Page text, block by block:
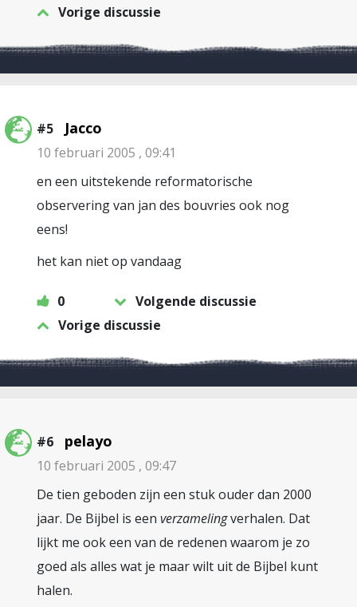
Vorige discussie
#5 Jacco
10 februari 2005 , 09:41
en een uitstekende reformatorische
observering van jan des bouvries ook nog
eens!
het kan niet op vandaag
0
Volgende discussie
Vorige discussie
#6 pelayo
10 februari 2005 , 09:47
De tien geboden zijn een stuk ouder dan 2000
jaar. De Bijbel is een verzamelingverhalen. Dat
lijkt me ook een van de redenen waarom je zo
goed als alles wat je maar wilt uit de Bijbel kunt
halen.